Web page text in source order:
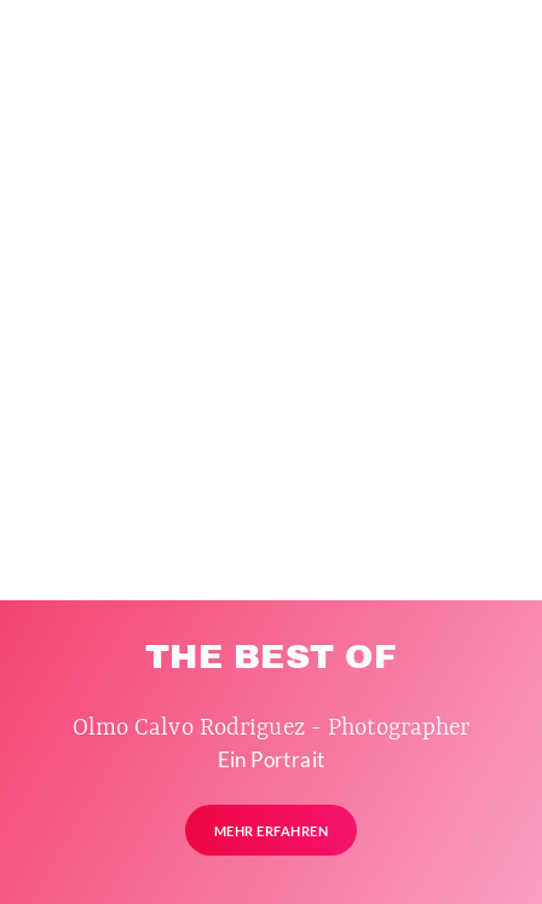
THE BEST OF
Olmo Calvo Rodriguez - Photographer
Ein Portrait
MEHR ERFAHREN